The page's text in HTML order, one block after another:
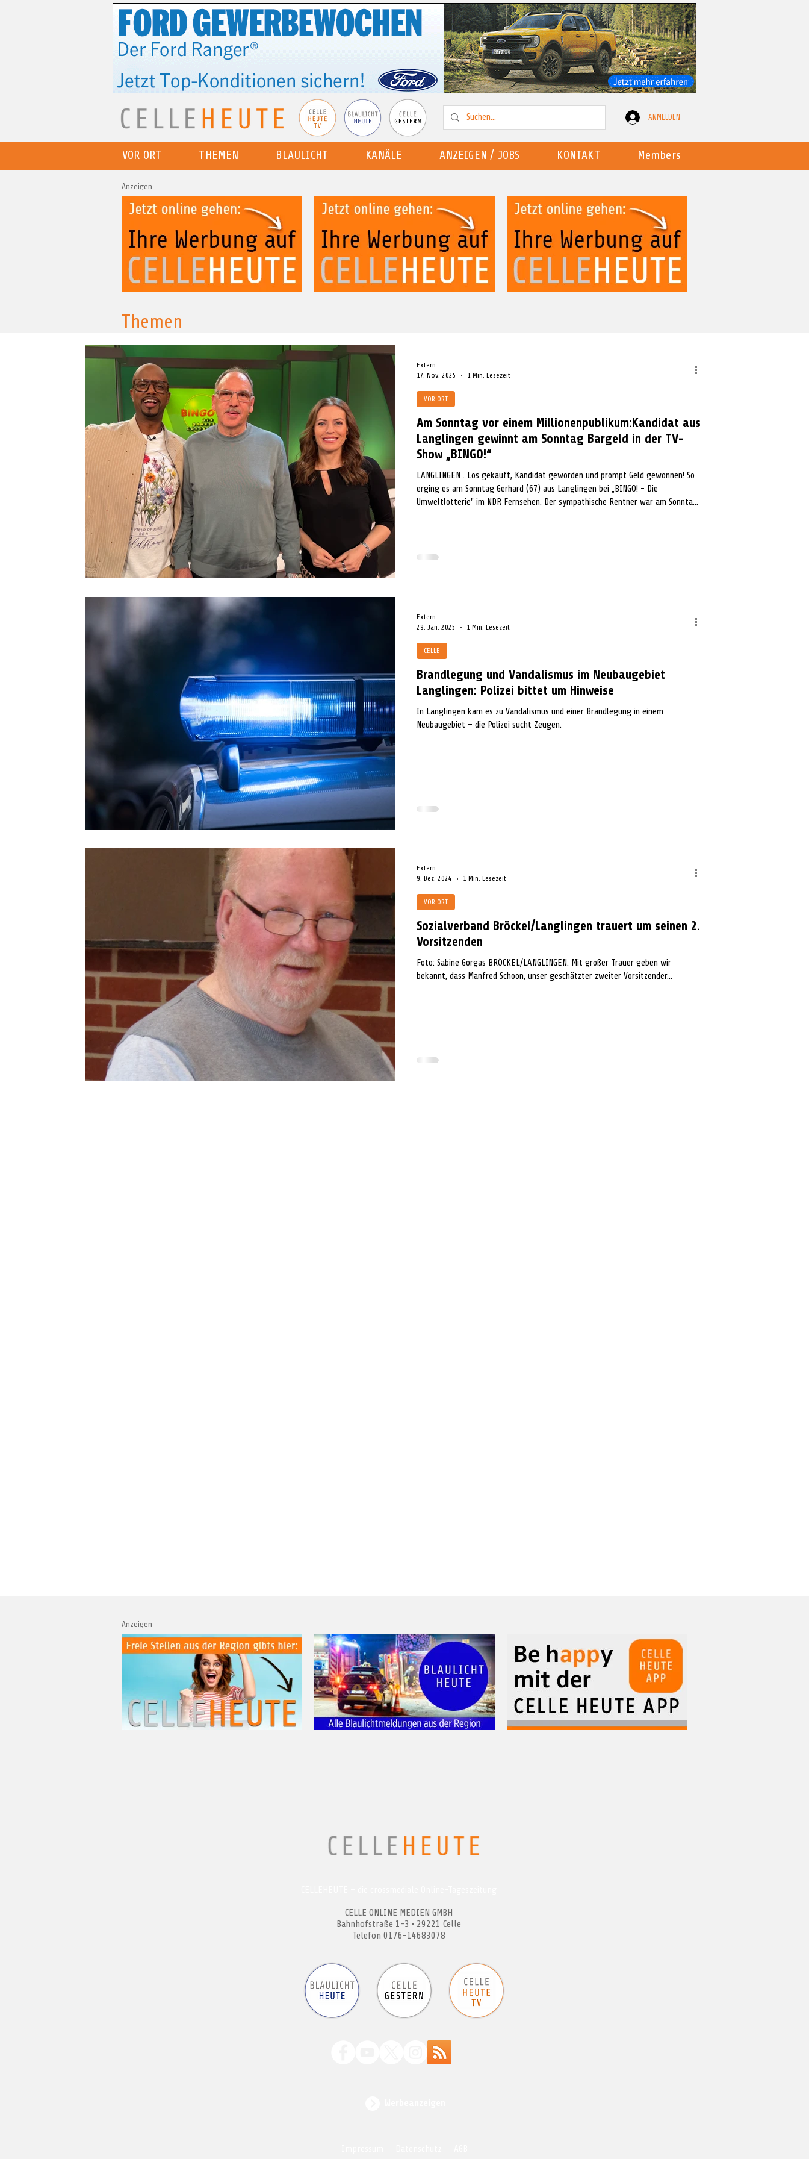
ANMELDEN
VOR ORT THEMEN BLAULICHT KANÄLE ANZEIGEN / JOBS KONTAKT Members
Anzeigen
Themen
Am Sonntag vor einem Millionenpublikum:Kandidat aus
Langlingen gewinnt am Sonntag Bargeld in der TV-
Show „BINGO!“
LANGLINGEN . Los gekauft, Kandidat geworden und prompt Geld gewonnen! So
erging es am Sonntag Gerhard (67) aus Langlingen bei „BINGO! - Die
Umweltlotterie" im NDR Fernsehen. Der sympathische Rentner war am Sonntag
seiner Frau Kerstin mit einer Hotelübernachtung in Hannover. Dort lernte er
dann seinen Gegenspieler Herbert aus Bück
VOR ORT
Extern
17. Nov. 2025
1 Min. Lesezeit
Brandlegung und Vandalismus im Neubaugebiet
Langlingen: Polizei bittet um Hinweise
In Langlingen kam es zu Vandalismus und einer Brandlegung in einem
Neubaugebiet – die Polizei sucht Zeugen.
CELLE
Extern
29. Jan. 2025
1 Min. Lesezeit
Sozialverband Bröckel/Langlingen trauert um seinen 2.
Vorsitzenden
Foto: Sabine Gorgas BRÖCKEL/LANGLINGEN. Mit großer Trauer geben wir
bekannt, dass Manfred Schoon, unser geschätzter zweiter Vorsitzender...
VOR ORT
Extern
9. Dez. 2024
1 Min. Lesezeit
Anzeigen
CELLE ONLINE MEDIEN GMBH
Bahnhofstraße 1-3 • 29221 Celle
Telefon 0176-14683078